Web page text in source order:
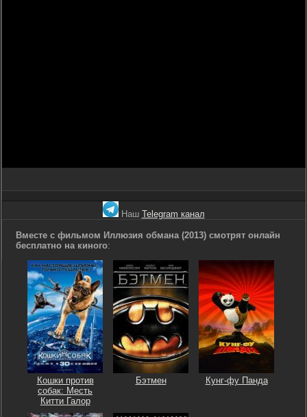
Наш Telegram канал
Вместе с фильмом Иллюзия обмана (2013) смотрят онлайн
бесплатно на киного:
Кошки против
собак: Месть
Китти Галор
Бэтмен Кунг-фу Панда